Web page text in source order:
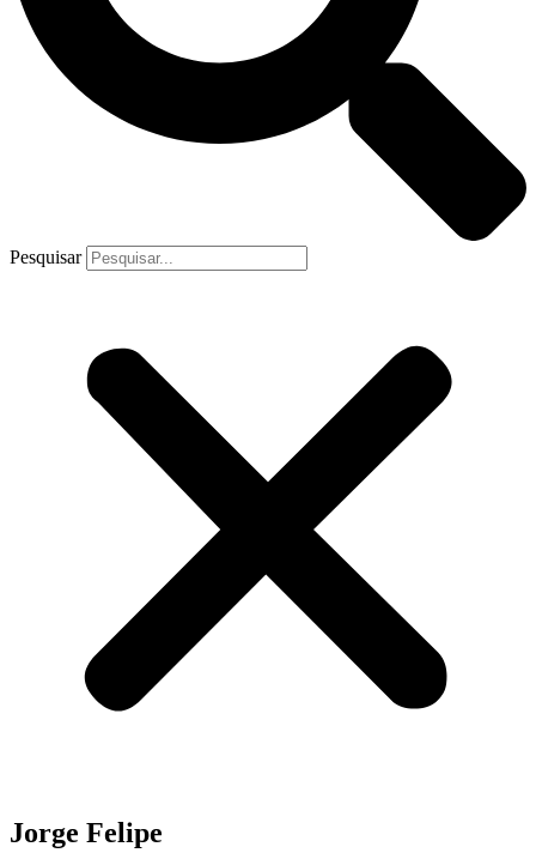
Pesquisar
Jorge Felipe